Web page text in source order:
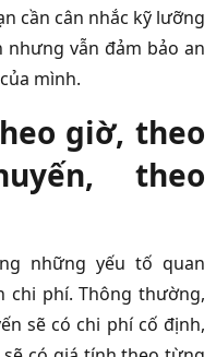
cần cân nhắc kỹ lưỡng
vẫn đảm bảo an
mình.
giờ, theo
theo
những yếu tố quan
phí. Thông thường,
sẽ có chi phí cố định,